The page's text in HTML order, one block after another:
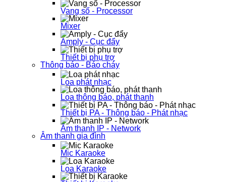
Vang số - Processor
Mixer
Amply - Cục đẩy
Thiết bị phụ trợ
Thông báo - Báo cháy
Loa phát nhạc
Loa thông báo, phát thanh
Thiết bị PA - Thông báo - Phát nhạc
Âm thanh IP - Network
Âm thanh gia đình
Mic Karaoke
Loa Karaoke